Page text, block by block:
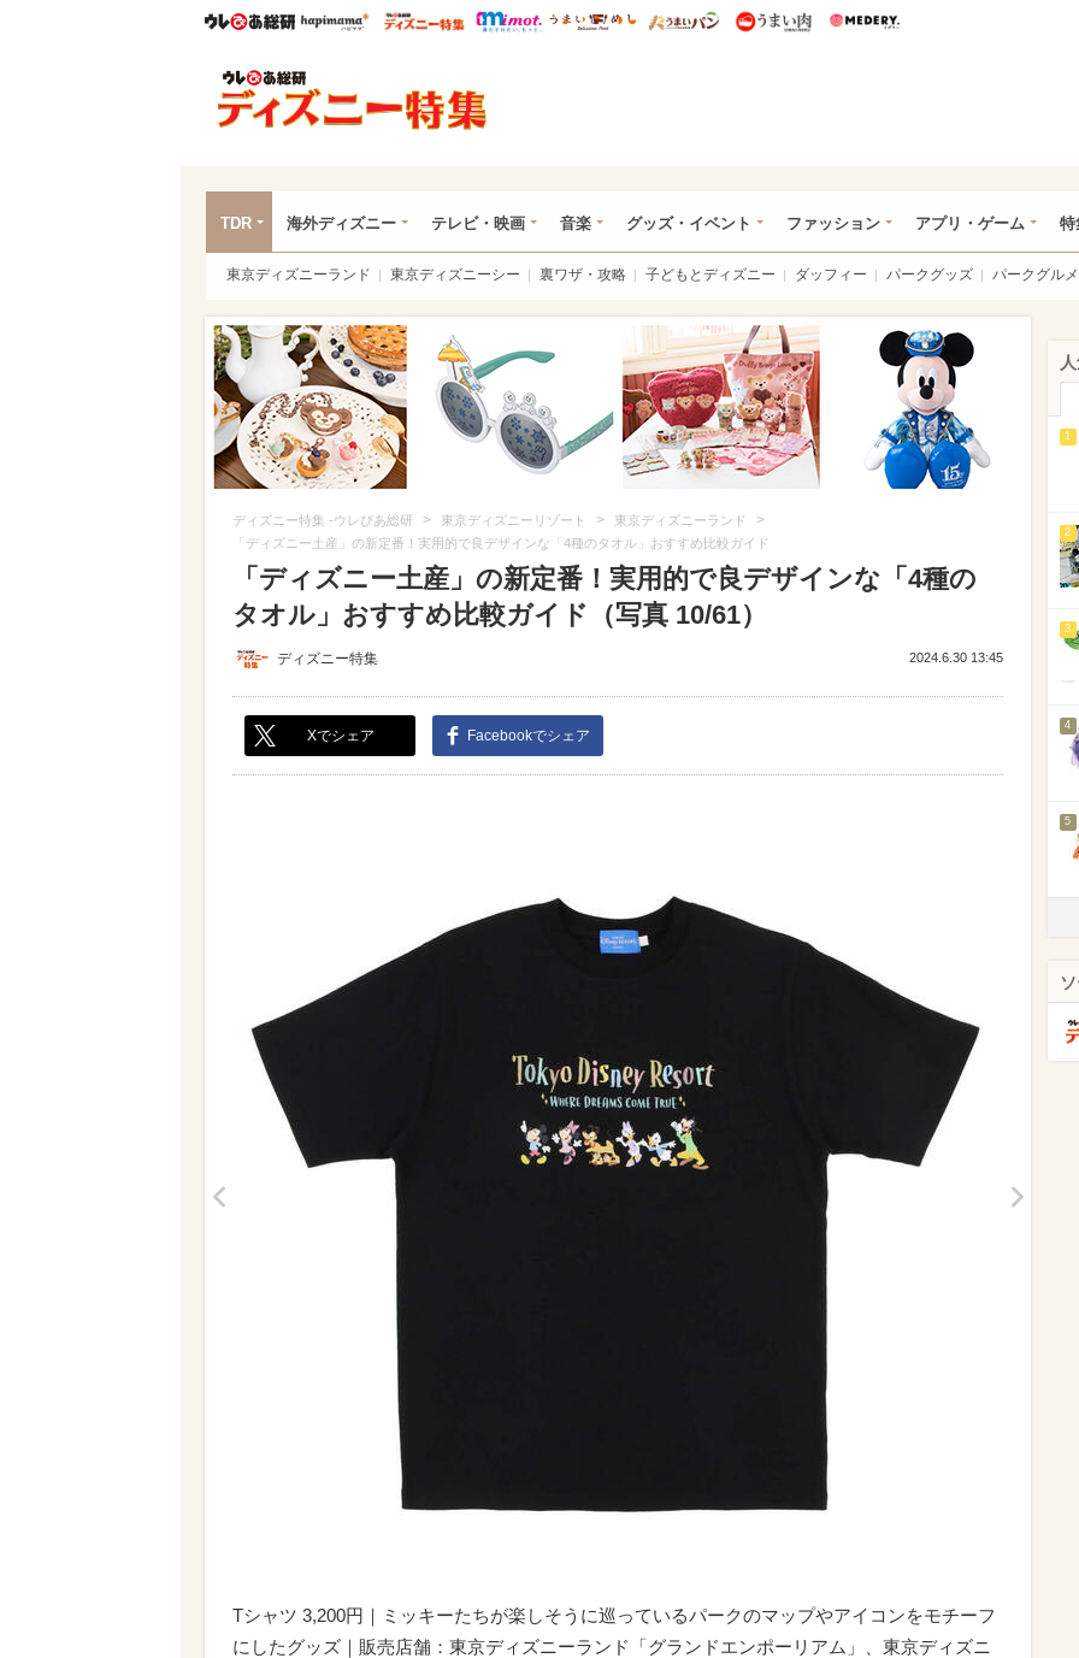
ウレぴあ総研ハピママ* ウレぴあ総研 ディズニー特集
mimot. うまいめし うまいパン うまい肉
TDR 海外ディズニー テレビ・映画 音楽 グッズ・イベント ファッション アプリ・ゲーム 特
東京ディズニーランド 東京ディズニーシー 裏ワザ・攻略 子どもとディズニー ダッフィー パークグッズ パークグルメ
ディズニー特集 -ウレぴあ総研 > 東京ディズニーリゾート > 東京ディズニーランド >
「ディズニー土産」の新定番！実用的で良デザインな「4種のタオル」おすすめ比較ガイド
「ディズニー土産」の新定番！実用的で良デザインな「4種の
タオル」おすすめ比較ガイド（写真 10/61）
ディズニー特集 2024.6.30 13:45
Xでシェア Facebookでシェア
Tシャツ 3,200円｜ミッキーたちが楽しそうに巡っているパークのマップやアイコンをモチーフ
にしたグッズ｜販売店舗：東京ディズニーランド「グランドエンポーリアム」、東京ディズニ
1
2
3
4
5